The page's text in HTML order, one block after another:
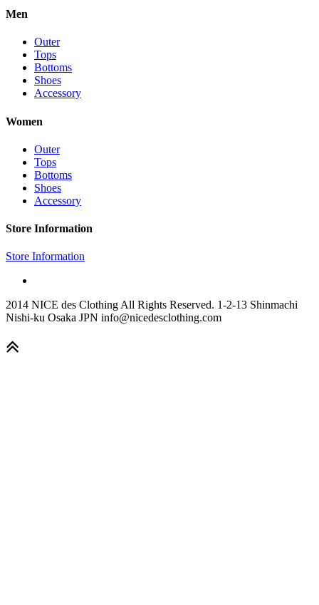
Men
Outer
Tops
Bottoms
Shoes
Accessory
Women
Outer
Tops
Bottoms
Shoes
Accessory
Store Information
Store Information
2014 NICE des Clothing All Rights Reserved. 1-2-13 Shinmachi
Nishi-ku Osaka JPN info@nicedesclothing.com